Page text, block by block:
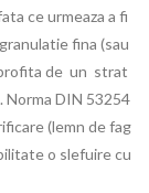
ce urmeaza a fi
fina (sau
de un strat
DIN 53254
(lemn de fag
o slefuire cu